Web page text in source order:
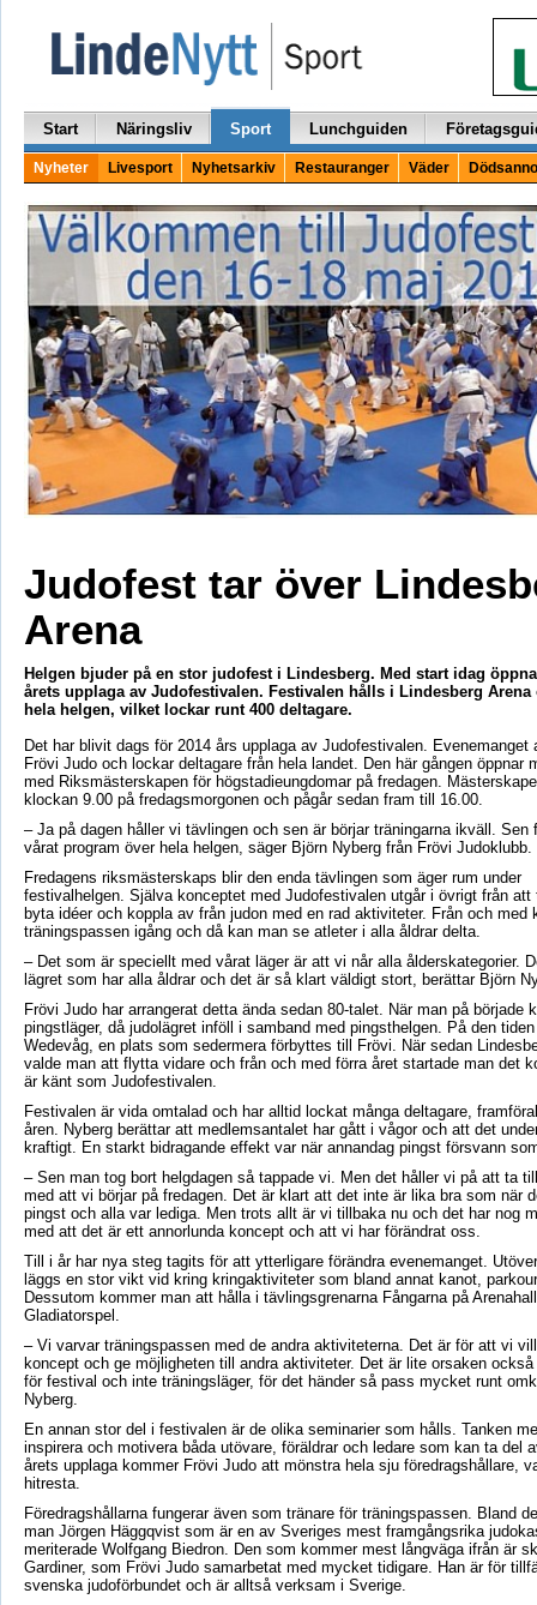
Start Näringsliv Sport Lunchguiden
Nyheter Livesport Nyhetsarkiv Restauranger Väder
Judofest tar över
Arena
Helgen bjuder på en stor judofest i Lindesberg. Med start idag
årets upplaga av Judofestivalen. Festivalen hålls i Lindesberg Arena
hela helgen, vilket lockar runt 400 deltagare.
Det har blivit dags för 2014 års upplaga av Judofestivalen. Evenemanget
Frövi Judo och lockar deltagare från hela landet. Den här gången öppnar
med Riksmästerskapen för högstadieungdomar på fredagen.
klockan 9.00 på fredagsmorgonen och pågår sedan fram till 16.00.
– Ja på dagen håller vi tävlingen och sen är börjar träningarna ikväll. Sen
vårat program över hela helgen, säger Björn Nyberg från Frövi Judoklubb.
Fredagens riksmästerskaps blir den enda tävlingen som äger rum under
festivalhelgen. Själva konceptet med Judofestivalen utgår i övrigt från att
byta idéer och koppla av från judon med en rad aktiviteter. Från och med
träningspassen igång och då kan man se atleter i alla åldrar delta.
– Det som är speciellt med vårat läger är att vi når alla ålderskategorier.
lägret som har alla åldrar och det är så klart väldigt stort, berättar Björn
Frövi Judo har arrangerat detta ända sedan 80-talet. När man på började
pingstläger, då judolägret inföll i samband med pingsthelgen. På den
Wedevåg, en plats som sedermera förbyttes till Frövi. När sedan
valde man att flytta vidare och från och med förra året startade man det
är känt som Judofestivalen.
Festivalen är vida omtalad och har alltid lockat många deltagare,
åren. Nyberg berättar att medlemsantalet har gått i vågor och att det
kraftigt. En starkt bidragande effekt var när annandag pingst försvann
– Sen man tog bort helgdagen så tappade vi. Men det håller vi på att ta
med att vi börjar på fredagen. Det är klart att det inte är lika bra som när
pingst och alla var lediga. Men trots allt är vi tillbaka nu och det har nog
med att det är ett annorlunda koncept och att vi har förändrat oss.
Till i år har nya steg tagits för att ytterligare förändra evenemanget.
läggs en stor vikt vid kring kringaktiviteter som bland annat kanot,
Dessutom kommer man att hålla i tävlingsgrenarna Fångarna på
Gladiatorspel.
– Vi varvar träningspassen med de andra aktiviteterna. Det är för att vi
koncept och ge möjligheten till andra aktiviteter. Det är lite orsaken
för festival och inte träningsläger, för det händer så pass mycket runt
Nyberg.
En annan stor del i festivalen är de olika seminarier som hålls. Tanken
inspirera och motivera båda utövare, föräldrar och ledare som kan ta del
årets upplaga kommer Frövi Judo att mönstra hela sju föredragshållare,
hitresta.
Föredragshållarna fungerar även som tränare för träningspassen. Bland
man Jörgen Häggqvist som är en av Sveriges mest framgångsrika
meriterade Wolfgang Biedron. Den som kommer mest långväga ifrån är
Gardiner, som Frövi Judo samarbetat med mycket tidigare. Han är för
svenska judoförbundet och är alltså verksam i Sverige.